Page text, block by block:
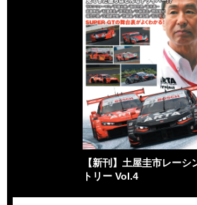
【新刊】土屋圭市レーシ
トリー Vol.4